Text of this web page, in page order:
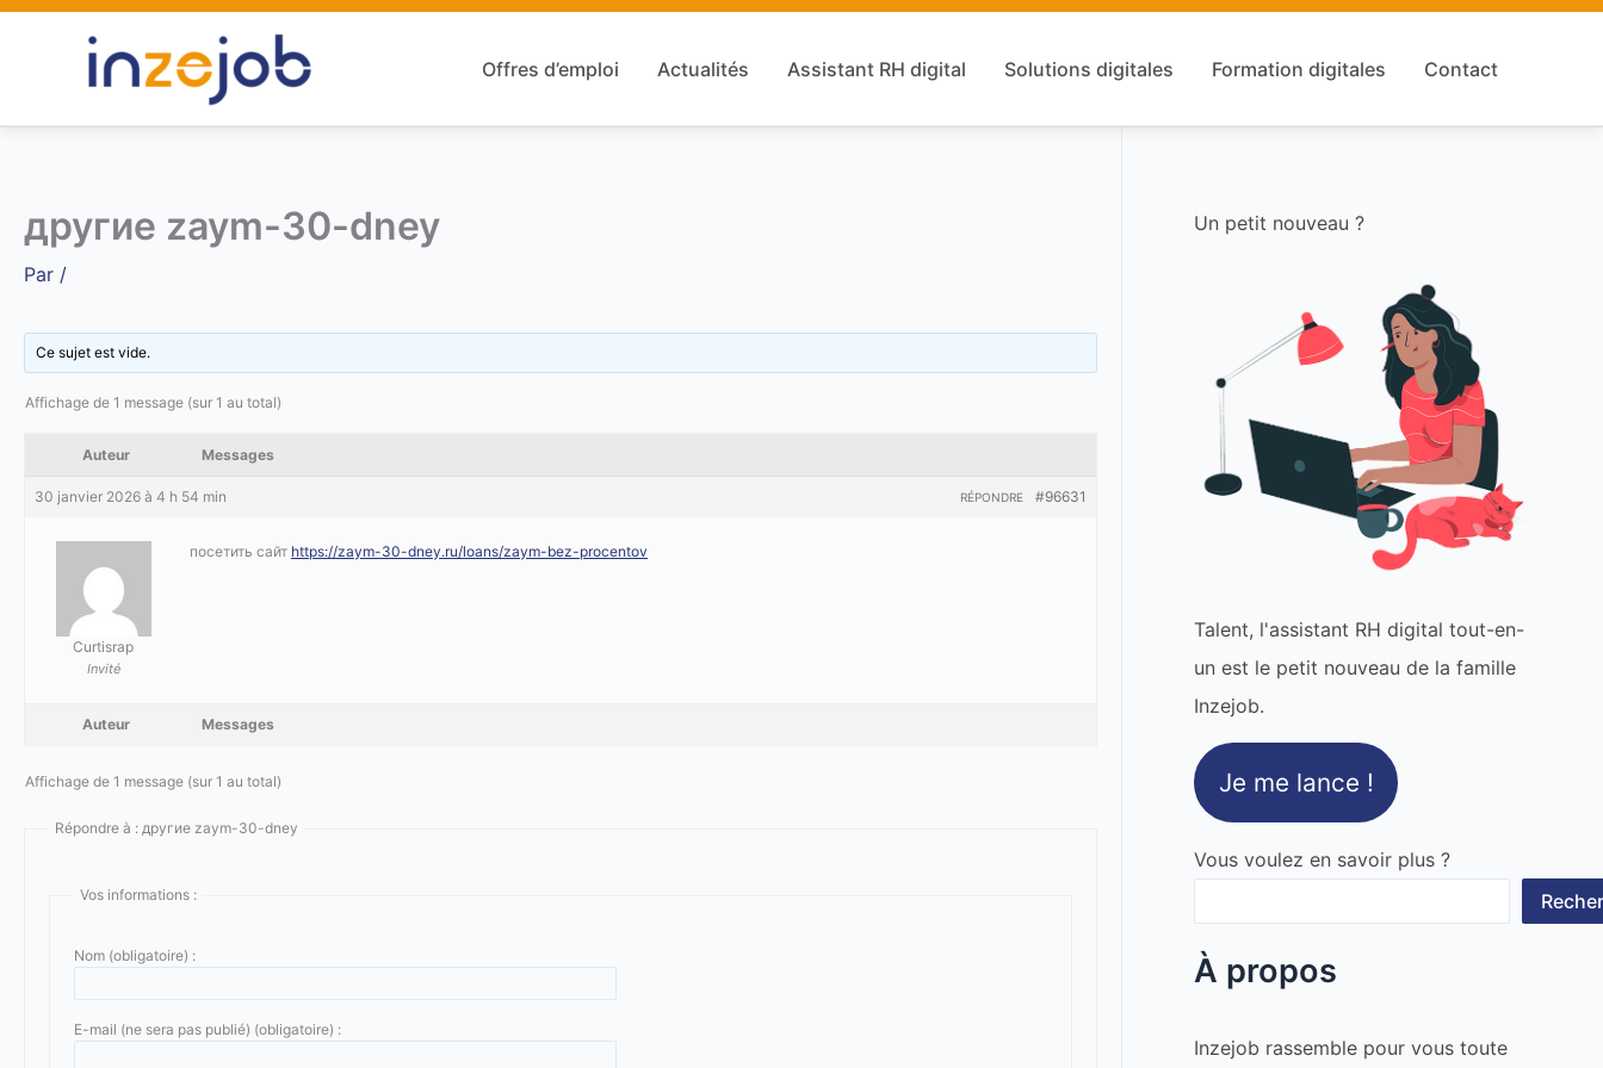
Aller
Offres d’emploi Actualités Assistant RH digital Solutions digitales Formation digitales Contact
другие zaym-30-dney
Par /
Ce sujet est vide.
Affichage de 1 message (sur 1 au total)
Auteur Messages
30 janvier 2026 à 4 h 54 min #96631
RÉPONDRE
Curtisrap
Invité
посетить сайт https://zaym-30-dney.ru/loans/zaym-bez-procentov
Auteur Messages
Affichage de 1 message (sur 1 au total)
Répondre à : другие zaym-30-dney
Vos informations :
Nom (obligatoire) :
E-mail (ne sera pas publié) (obligatoire) :
Un petit nouveau ?
Talent, l'assistant RH digital tout-en-
un est le petit nouveau de la famille
Inzejob.
Je me lance !
Vous voulez en savoir plus ?
À propos
Inzejob rassemble pour vous toute